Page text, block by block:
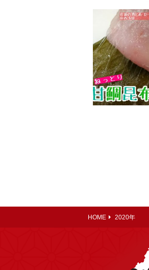
HOME 2020年